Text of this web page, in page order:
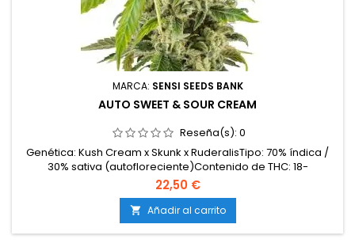
MARCA: SENSI SEEDS BANK
AUTO SWEET & SOUR CREAM
Reseña(s): 0
Genética: Kush Cream x Skunk x RuderalisTipo: 70% índica /
30% sativa (autofloreciente)Contenido de THC: 18-
20%Tiempo de cultivo: 9-10 semanas desde la
germinaciónProducción en interior: hasta 450
g/m²Producción en exterior: 100-120 g/plantaAltura: 70-100
cm en interior; hasta 140 cm en exteriorAromas y
sabores: Dulces y cremosos...
22,50 €
 Añadir al carrito